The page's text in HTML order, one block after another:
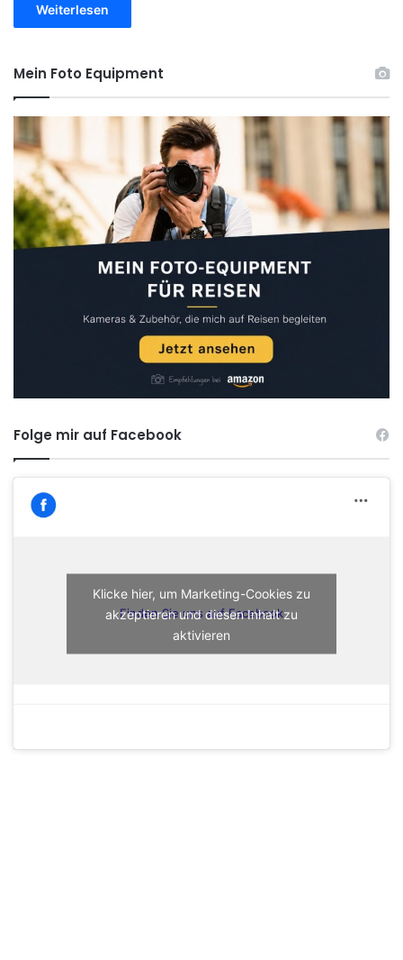
Weiterlesen
Mein Foto Equipment
Folge mir auf Facebook
Finden Sie uns auf Facebook
Klicke hier, um Marketing-Cookies zu
akzeptieren und diesen Inhalt zu
aktivieren